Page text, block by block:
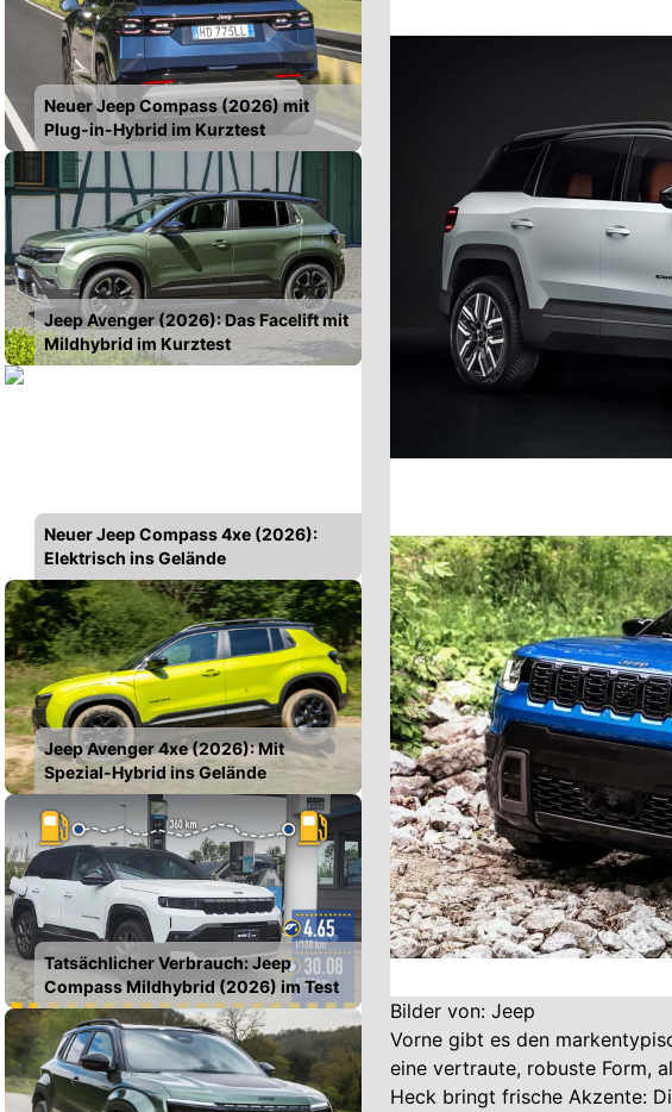
Neuer Jeep Compass (2026) mit
Plug-in-Hybrid im Kurztest
Jeep Avenger (2026): Das Facelift mit
Mildhybrid im Kurztest
Neuer Jeep Compass 4xe (2026):
Elektrisch ins Gelände
Jeep Avenger 4xe (2026): Mit
Spezial-Hybrid ins Gelände
Tatsächlicher Verbrauch: Jeep
Compass Mildhybrid (2026) im Test
Bilder von: Jeep
Vorne gibt es den
eine vertraute, robuste Form,
Heck bringt frische Akzente: